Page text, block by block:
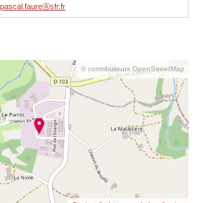
© contributeurs OpenStreetMap